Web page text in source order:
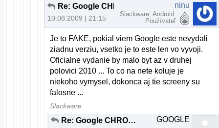
10.08.2009 | 21:15
ninu
Slackware, Android
Používateľ
Je to FAKE, pokial viem Google este nevydali
ziadnu verziu, vsetko je to este len vo vyvoji.
Oficialne vydanie by malo byt az v druhej
polovici 2010 ... To co na nete koluje je
niekoho vymysel, dokonca aj tie screeny su
falosne ...
Slackware
Re: Google CHROME OS v2.00 beta GOOGLE